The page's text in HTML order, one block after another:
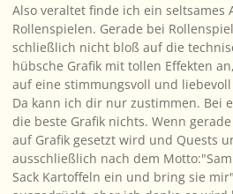
Also veraltet finde ich ein seltsames
Rollenspielen. Gerade bei
schließlich nicht bloß auf die
hübsche Grafik mit tollen Effekten
auf eine stimmungsvoll und
Da kann ich dir nur zustimmen. Bei
die beste Grafik nichts. Wenn
auf Grafik gesetzt wird und Quests
ausschließlich nach dem
Sack Kartoffeln ein und bring sie